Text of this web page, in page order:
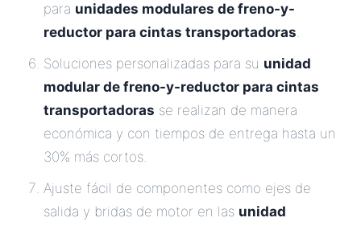
para unidades modulares de freno-y-
reductor para cintas transportadoras.
Soluciones personalizadas para su unidad
modular de freno-y-reductor para cintas
transportadoras se realizan de manera
económica y con tiempos de entrega hasta un
30% más cortos.
Ajuste fácil de componentes como ejes de
salida y bridas de motor en las unidad